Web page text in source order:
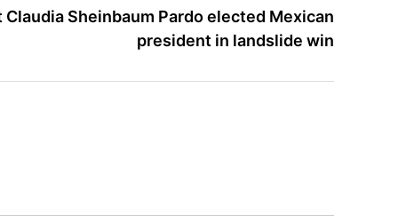
Sheinbaum Pardo elected Mexican
president in landslide win